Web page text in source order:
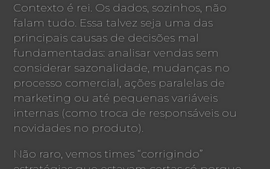
Contexto é rei. Os dados, sozinhos, não
falam tudo. Essa talvez seja uma das
principais causas de decisões mal
fundamentadas: analisar vendas sem
considerar sazonalidade, mudanças no
processo comercial, ações paralelas de
marketing ou até pequenas variáveis
internas (como troca de responsáveis ou
novidades no produto).
Não raro, vemos times “corrigindo”